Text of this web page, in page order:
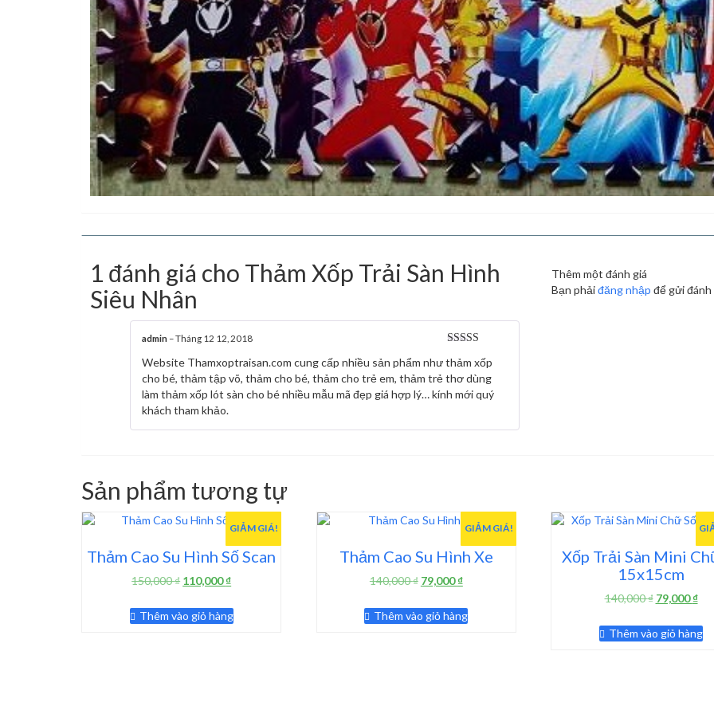
1 đánh giá cho Thảm Xốp Trải Sàn Hình
Siêu Nhân
hạng 55 sao
admin –Tháng 12 12, 2018
Website Thamxoptraisan.com cung cấp nhiều sản phẩm như thảm xốp
cho bé, thảm tập võ, thảm cho bé, thảm cho trẻ em, thảm trẻ thơ dùng
làm thảm xốp lót sàn cho bé nhiều mẫu mã đẹp giá hợp lý… kính mới quý
khách tham khảo.
Thêm một đánh giá
Bạn phảiđăng nhập để gửi đánh
Sản phẩm tương tự
GIẢM GIÁ!
Thảm Cao Su Hình Số Scan
150,000₫ Giá
là:
150,000 ₫.
110,000₫Giá
tại
là:
Thêm vào giỏ hàng
GIẢM GIÁ!
Thảm Cao Su Hình Xe
140,000₫ Giá
là:
140,000 ₫.
79,000₫Giá
tại
là:
Thêm vào giỏ hàng
Xốp Trải Sàn Mini
15x15cm
140,000₫ Giá
là:
140,000 ₫.
79,000₫Giá
tại
là:
Thêm vào giỏ hàng